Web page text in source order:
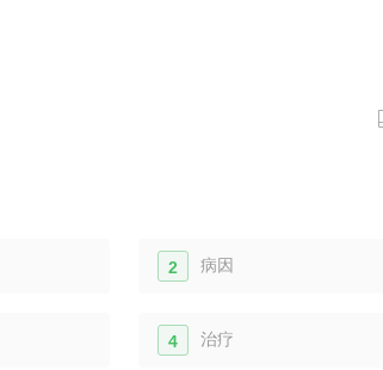
2 病因
4 治疗